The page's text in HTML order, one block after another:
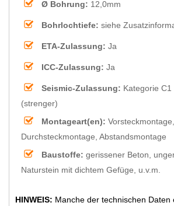
Ø Bohrung: 12,0mm
Bohrlochtiefe: siehe
ETA-Zulassung: Ja
ICC-Zulassung: Ja
Seismic-Zulassung: Kategorie
(strenger)
Montageart(en): Vorsteckmontage,
Durchsteckmontage, Abstandsmontage
Baustoffe: gerissener Beton,
Naturstein mit dichtem Gefüge, u.v.m.
HINWEIS: Manche der technischen Daten